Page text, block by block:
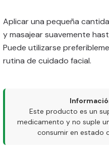
Aplicar una pequeña
y masajear suavemente
Puede utilizarse
rutina de cuidado facial.
Este producto es un
medicamento y no suple
consumir en estado